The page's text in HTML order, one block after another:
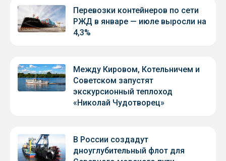
Перевозки контейнеров по сети
РЖД в январе — июле выросли на
4,3%
Между Кировом, Котельничем и
Советском запустят
экскурсионный теплоход
«Николай Чудотворец»
В России создадут
дноуглубительный флот для